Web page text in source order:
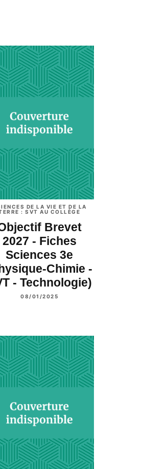
DE LA VIE ET DE LA
: SVT AU COLLÈGE
Brevet
2027 - Fiches
Sciences 3e
Chimie -
- Technologie)
08/01/2025